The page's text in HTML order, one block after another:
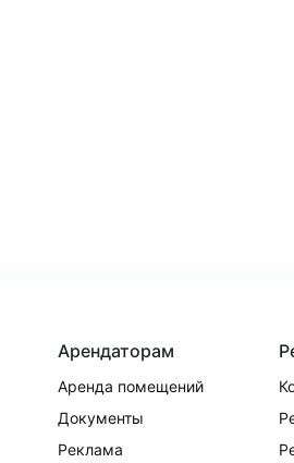
Арендаторам
Аренда помещений
Документы
Реклама